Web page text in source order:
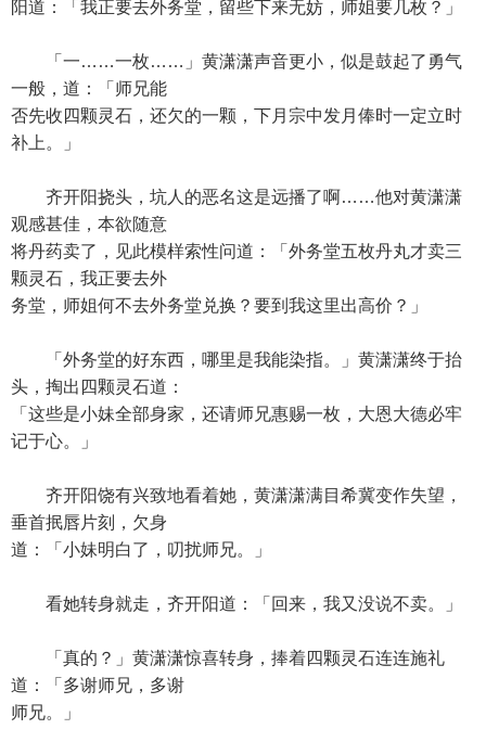
阳道：「我正要去外务堂，留些下来无妨，师姐要几枚？」
「一……一枚……」黄潇潇声音更小，似是鼓起了勇气
一般，道：「师兄能
否先收四颗灵石，还欠的一颗，下月宗中发月俸时一定立时
补上。」
齐开阳挠头，坑人的恶名这是远播了啊……他对黄潇潇
观感甚佳，本欲随意
将丹药卖了，见此模样索性问道：「外务堂五枚丹丸才卖三
颗灵石，我正要去外
务堂，师姐何不去外务堂兑换？要到我这里出高价？」
「外务堂的好东西，哪里是我能染指。」黄潇潇终于抬
头，掏出四颗灵石道：
「这些是小妹全部身家，还请师兄惠赐一枚，大恩大德必牢
记于心。」
齐开阳饶有兴致地看着她，黄潇潇满目希冀变作失望，
垂首抿唇片刻，欠身
道：「小妹明白了，叨扰师兄。」
看她转身就走，齐开阳道：「回来，我又没说不卖。」
「真的？」黄潇潇惊喜转身，捧着四颗灵石连连施礼
道：「多谢师兄，多谢
师兄。」